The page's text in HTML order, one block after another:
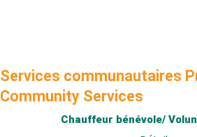
Services communautaires
Community Services
Chauffeur bénévole/